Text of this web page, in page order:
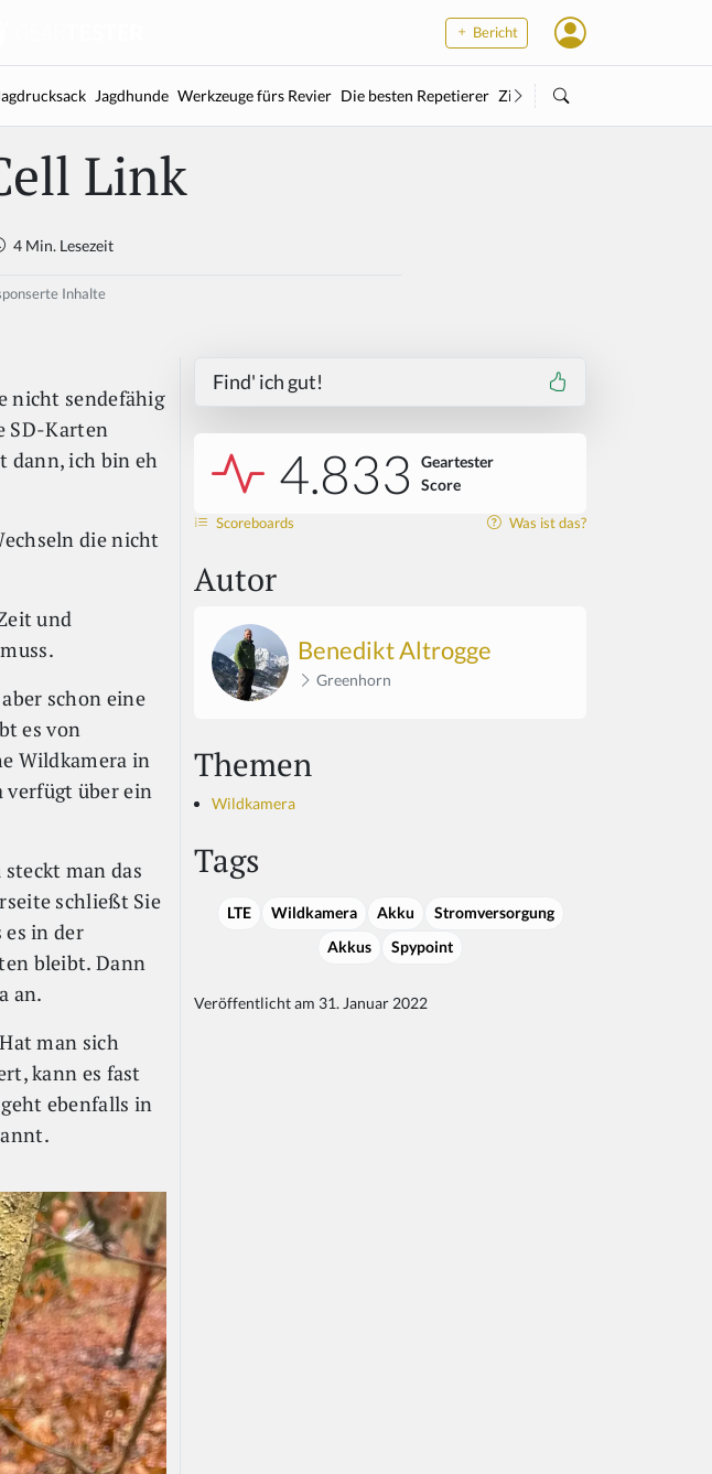
Bericht
Jagdhunde Werkzeuge fürs Revier Die besten Repetierer Zielstock
Link
4 Min. Lesezeit
Inhalte
nicht sendefähig
SD-Karten
dann, ich bin eh
die nicht
und
schon eine
es von
Wildkamera in
verfügt über ein
man das
schließt Sie
es in der
bleibt. Dann
an.
man sich
kann es fast
ebenfalls in
Find' ich gut!
4.833
Geartester
Score
Scoreboards Was ist das?
Autor
Benedikt Altrogge
Greenhorn
Themen
Wildkamera
Tags
LTE Wildkamera Akku
Stromversorgung
Akkus
Spypoint
Veröffentlicht am 31. Januar 2022